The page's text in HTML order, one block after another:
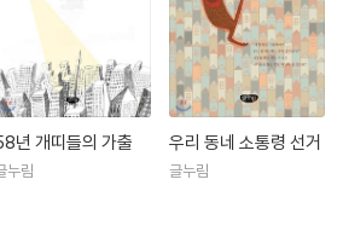
년 개띠들의 가출
누림
우리 동네 소통령 선거
글누림